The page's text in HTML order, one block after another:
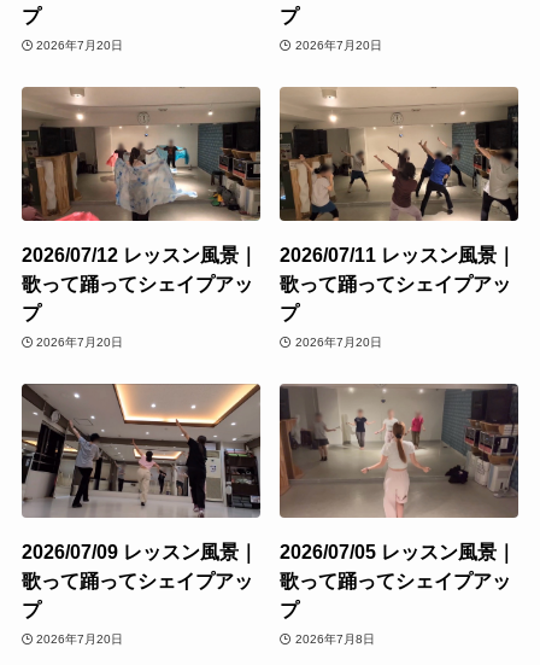
プ
2026年7月20日
プ
2026年7月20日
2026/07/12 レッスン風景｜
歌って踊ってシェイプアッ
プ
2026年7月20日
2026/07/11 レッスン風景｜
歌って踊ってシェイプアッ
プ
2026年7月20日
2026/07/09 レッスン風景｜
歌って踊ってシェイプアッ
プ
2026年7月20日
2026/07/05 レッスン風景｜
歌って踊ってシェイプアッ
プ
2026年7月8日